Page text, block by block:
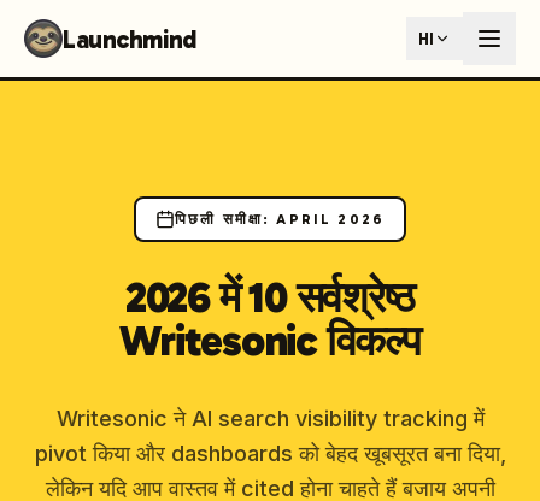
Launchmind - AI SEO Content Generator for Google &
AI-powered SEO articles that rank in both Google and AI
How It Works
Fixed monthly plans, no hourly rates. First article live
Follow Launchmind on X (Twitter) Connect with
Launchmind HI
पिछली समीक्षा:APRIL 2026
2026 में 10 सर्वश्रेष्ठ
Writesonic विकल्प
Writesonic ने AI search visibility tracking में
pivot किया और dashboards को बेहद खूबसूरत बना दिया,
लेकिन यदि आप वास्तव में cited होना चाहते हैं बजाय अपनी